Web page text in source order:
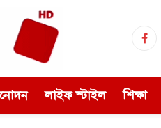
লাইফ স্টাইল শিক্ষা